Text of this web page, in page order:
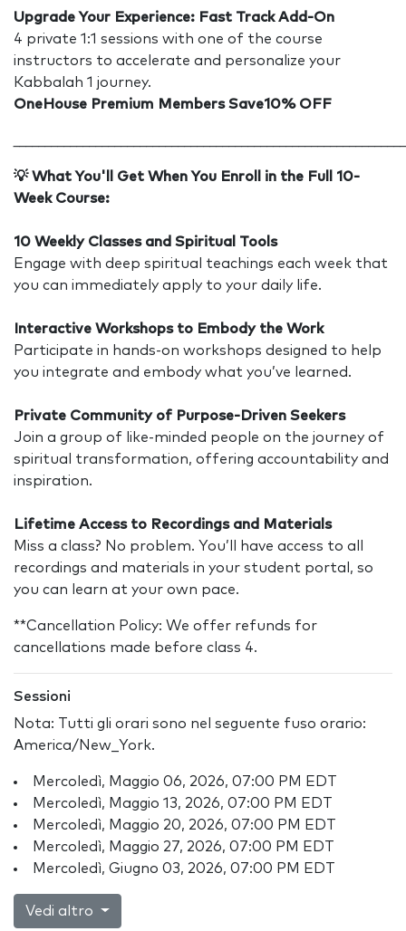
Upgrade Your Experience: Fast Track Add-On
4 private 1:1 sessions with one of the course
instructors to accelerate and personalize your
Kabbalah 1 journey.
OneHouse Premium Members Save10% OFF
💡What You'll Get When You Enroll in the Full 10-
Week Course:
10 Weekly Classes and Spiritual Tools
Engage with deep spiritual teachings each week that
you can immediately apply to your daily life.
Interactive Workshops to Embody the Work
Participate in hands-on workshops designed to help
you integrate and embody what you’ve learned.
Private Community of Purpose-Driven Seekers
Join a group of like-minded people on the journey of
spiritual transformation, offering accountability and
inspiration.
Lifetime Access to Recordings and Materials
Miss a class? No problem. You’ll have access to all
recordings and materials in your student portal, so
you can learn at your own pace.
**Cancellation Policy: We offer refunds for
cancellations made before class 4.
Sessioni
Nota: Tutti gli orari sono nel seguente fuso orario:
America/New_York.
Mercoledì, Maggio 06, 2026, 07:00 PM EDT
Mercoledì, Maggio 13, 2026, 07:00 PM EDT
Mercoledì, Maggio 20, 2026, 07:00 PM EDT
Mercoledì, Maggio 27, 2026, 07:00 PM EDT
Mercoledì, Giugno 03, 2026, 07:00 PM EDT
Vedi altro